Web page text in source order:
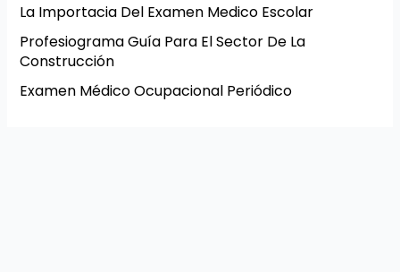
La Importacia Del Examen Medico Escolar
Profesiograma Guía Para El Sector De La
Construcción
Examen Médico Ocupacional Periódico